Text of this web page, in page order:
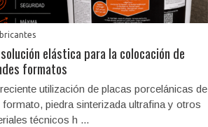
elástica para la colocación de
formatos
utilización de placas porcelánicas de
formato, piedra sinterizada ultrafina y otros
técnicos h ...